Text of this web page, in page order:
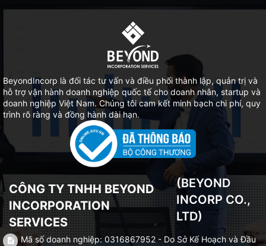
BeyondIncorp là đối tác tư vấn và điều phối thành lập, quản trị và
hỗ trợ vận hành doanh nghiệp quốc tế cho doanh nhân, startup và
doanh nghiệp Việt Nam. Chúng tôi cam kết minh bạch chi phí, quy
trình rõ ràng và đồng hành dài hạn.
CÔNG TY TNHH BEYOND
INCORPORATION
SERVICES
(BEYOND
INCORP CO.,
LTD)
Mã số doanh nghiệp: 0316867952 - Do Sở Kế Hoạch và Đầu